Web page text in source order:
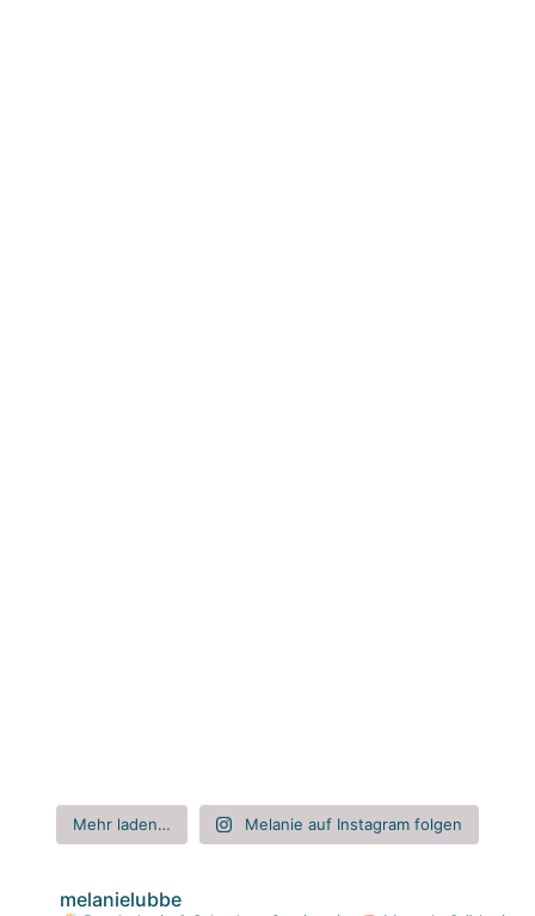
Mehr laden… Melanie auf Instagram folgen
melanielubbe